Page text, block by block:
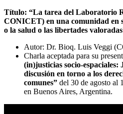
Título: “La tarea del Laboratorio
CONICET) en una comunidad en
o la salud o las libertades
Autor: Dr. Bioq. Luis Veggi
Charla aceptada para su
(in)justicias socio-
discusión en torno a los
comunes” del 30 de agosto al
en Buenos Aires, Argentina.